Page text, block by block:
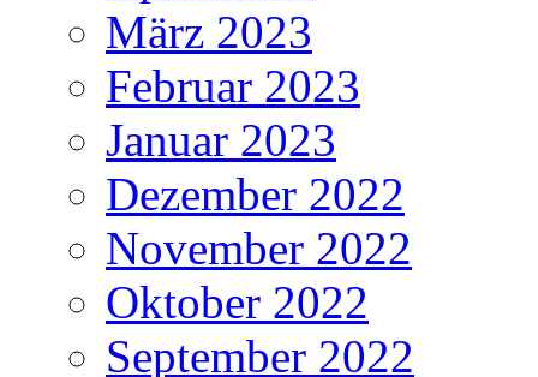
März 2023
Februar 2023
Januar 2023
Dezember 2022
November 2022
Oktober 2022
September 2022